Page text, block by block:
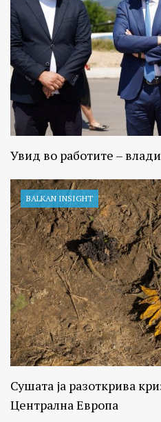
Увид во работите –
BALKAN INSIGHT
Сушата ја разоткрива
Централна Европа